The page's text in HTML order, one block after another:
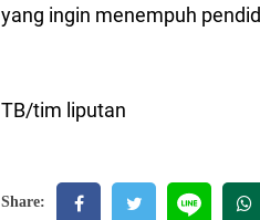
yang ingin menempuh
TB/tim liputan
Share: